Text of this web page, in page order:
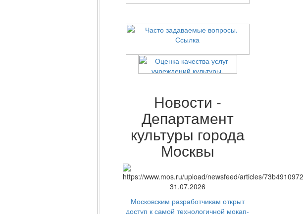
Новости -
Департамент
культуры города
Москвы
31.07.2026
Московским разработчикам открыт
доступ к самой технологичной мокап-